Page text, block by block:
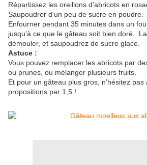
Répartissez les oreillons d’abricots en
Saupoudrer d’un peu de sucre en poudre.
Enfourner pendant 35 minutes dans un
jusqu’à ce que le gâteau soit bien doré.
démouler, et saupoudrez de sucre glace.
Astuce :
Vous pouvez remplacer les abricots par
ou prunes, ou mélanger plusieurs fruits.
Et pour un gâteau plus gros, n’hésitez pas
propositions par 1,5 !